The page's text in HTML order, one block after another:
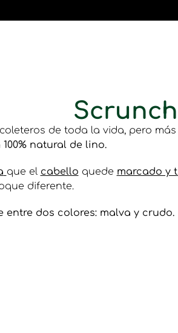
de toda la vida, pero
100% natural de lino.
que el cabello quede marcado y
diferente.
entre dos colores: malva y crudo.